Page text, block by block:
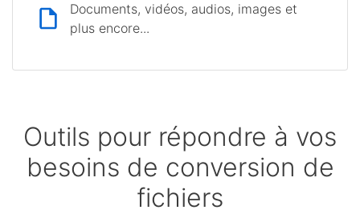
Documents, vidéos, audios, images et
plus encore...
Outils pour répondre à vos
besoins de conversion de
fichiers